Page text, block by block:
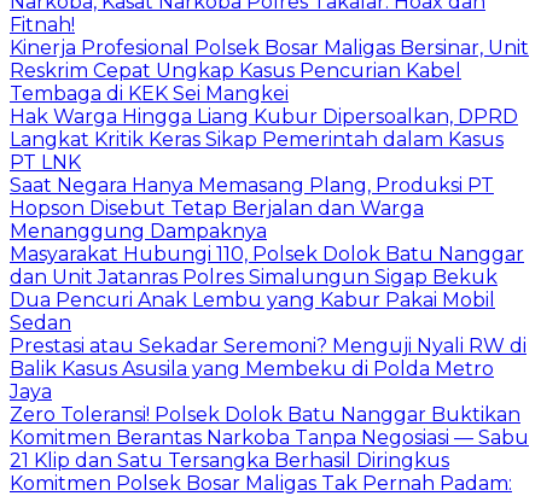
Fitnah!
Kinerja Profesional Polsek Bosar Maligas Bersinar, Unit
Reskrim Cepat Ungkap Kasus Pencurian Kabel
Tembaga di KEK Sei Mangkei
Hak Warga Hingga Liang Kubur Dipersoalkan, DPRD
Langkat Kritik Keras Sikap Pemerintah dalam Kasus
PT LNK
Saat Negara Hanya Memasang Plang, Produksi PT
Hopson Disebut Tetap Berjalan dan Warga
Menanggung Dampaknya
Masyarakat Hubungi 110, Polsek Dolok Batu Nanggar
dan Unit Jatanras Polres Simalungun Sigap Bekuk
Dua Pencuri Anak Lembu yang Kabur Pakai Mobil
Sedan
Prestasi atau Sekadar Seremoni? Menguji Nyali RW di
Balik Kasus Asusila yang Membeku di Polda Metro
Jaya
Zero Toleransi! Polsek Dolok Batu Nanggar Buktikan
Komitmen Berantas Narkoba Tanpa Negosiasi — Sabu
21 Klip dan Satu Tersangka Berhasil Diringkus
Komitmen Polsek Bosar Maligas Tak Pernah Padam: